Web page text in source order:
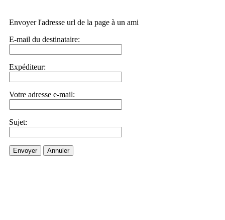
Envoyer l'adresse url de la page à un ami
E-mail du destinataire:
Expéditeur:
Votre adresse e-mail:
Sujet:
Envoyer Annuler